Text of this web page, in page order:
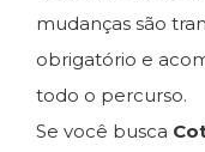
mudanças são
obrigatório e
todo o percurso.
Se você busca